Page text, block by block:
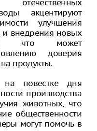
отечественных
акцентируют
улучшения
и внедрения новых
что может
доверия
продукты.
повестке дня
производства
животных, что
общественности
могут помочь в